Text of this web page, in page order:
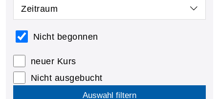
Zeitraum
Nicht begonnen
neuer Kurs
Nicht ausgebucht
Auswahl filtern